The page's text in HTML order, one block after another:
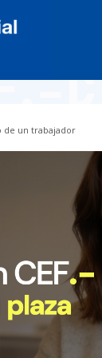
de un trabajador